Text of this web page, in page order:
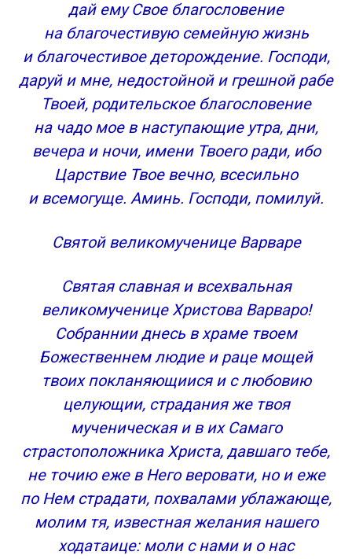
дай ему Свое благословение
на благочестивую семейную жизнь
и благочестивое деторождение. Господи,
даруй и мне, недостойной и грешной рабе
Твоей, родительское благословение
на чадо мое в наступающие утра, дни,
вечера и ночи, имени Твоего ради, ибо
Царствие Твое вечно, всесильно
и всемогуще. Аминь. Господи, помилуй.
Святой великомученице Варваре
Святая славная и всехвальная
великомученице Христова Варваро!
Собраннии днесь в храме твоем
Божественнем людие и раце мощей
твоих покланяющиися и с любовию
целующии, страдания же твоя
мученическая и в их Самаго
страстоположника Христа, давшаго тебе,
не точию еже в Него веровати, но и еже
по Нем страдати, похвалами ублажающе,
молим тя, известная желания нашего
ходатаице: моли с нами и о нас